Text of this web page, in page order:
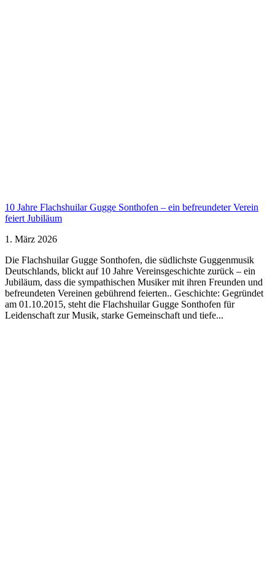
10 Jahre Flachshuilar Gugge Sonthofen – ein befreundeter Verein
feiert Jubiläum
1. März 2026
Die Flachshuilar Gugge Sonthofen, die südlichste Guggenmusik
Deutschlands, blickt auf 10 Jahre Vereinsgeschichte zurück – ein
Jubiläum, dass die sympathischen Musiker mit ihren Freunden und
befreundeten Vereinen gebührend feierten.. Geschichte: Gegründet
am 01.10.2015, steht die Flachshuilar Gugge Sonthofen für
Leidenschaft zur Musik, starke Gemeinschaft und tiefe...